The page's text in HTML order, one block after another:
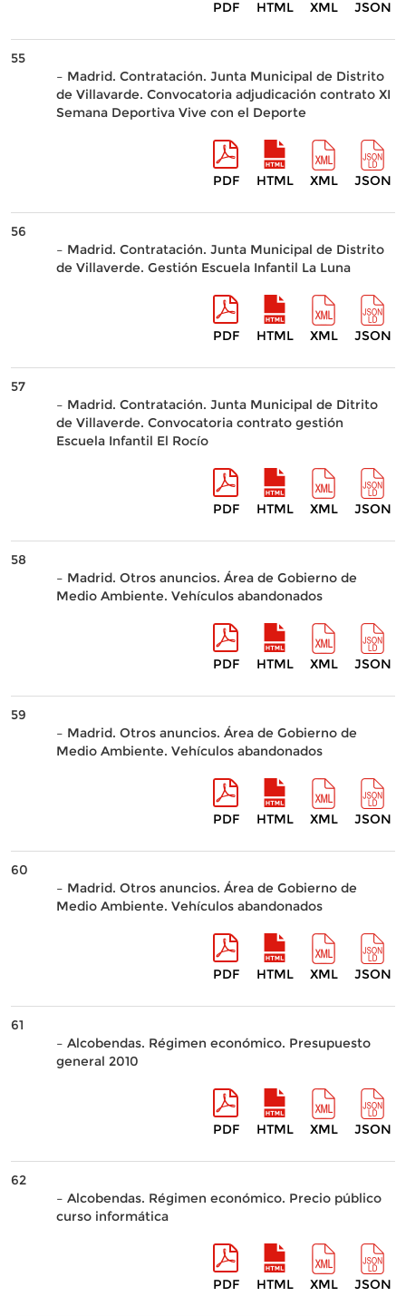
PDF HTML XML JSON
55
– Madrid. Contratación. Junta Municipal de Distrito
de Villavarde. Convocatoria adjudicación contrato XI
Semana Deportiva Vive con el Deporte
PDF HTML XML JSON
56
– Madrid. Contratación. Junta Municipal de Distrito
de Villaverde. Gestión Escuela Infantil La Luna
PDF HTML XML JSON
57
– Madrid. Contratación. Junta Municipal de Ditrito
de Villaverde. Convocatoria contrato gestión
Escuela Infantil El Rocío
PDF HTML XML JSON
58
– Madrid. Otros anuncios. Área de Gobierno de
Medio Ambiente. Vehículos abandonados
PDF HTML XML JSON
59
– Madrid. Otros anuncios. Área de Gobierno de
Medio Ambiente. Vehículos abandonados
PDF HTML XML JSON
60
– Madrid. Otros anuncios. Área de Gobierno de
Medio Ambiente. Vehículos abandonados
PDF HTML XML JSON
61
– Alcobendas. Régimen económico. Presupuesto
general 2010
PDF HTML XML JSON
62
– Alcobendas. Régimen económico. Precio público
curso informática
PDF HTML XML JSON